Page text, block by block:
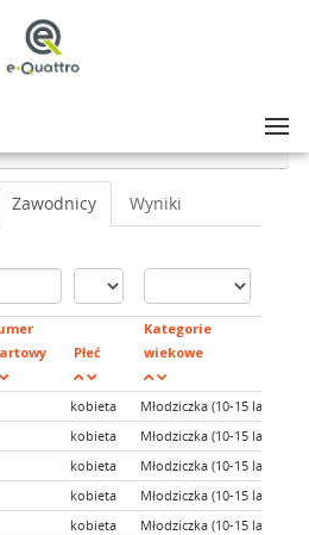
Zawodnicy Wyniki
Płeć
Kategorie
wiekowe
kobieta Młodziczka (10-15 lat)
kobieta
Młodziczka (10-15 lat)
kobieta
Młodziczka (10-15 lat)
kobieta
Młodziczka (10-15 lat)
kobieta
Młodziczka (10-15 lat)